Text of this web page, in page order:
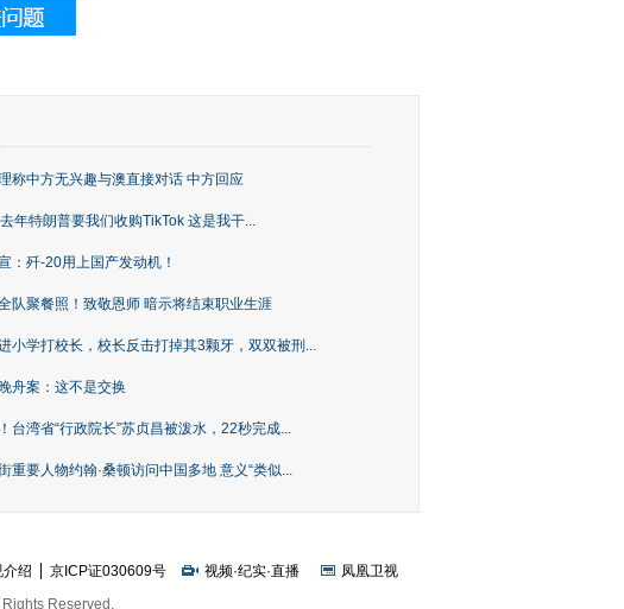
称中方无兴趣与澳直接对话 中方回应
年特朗普要我们收购TikTok 这是我干...
：歼-20用上国产发动机！
队聚餐照！致敬恩师 暗示将结束职业生涯
小学打校长，校长反击打掉其3颗牙，双双被刑...
舟案：这不是交换
台湾省“行政院长”苏贞昌被泼水，22秒完成...
重要人物约翰·桑顿访问中国多地 意义“类似...
介绍 京ICP证030609号 视频·纪实·直播
凤凰卫视
Reserved.